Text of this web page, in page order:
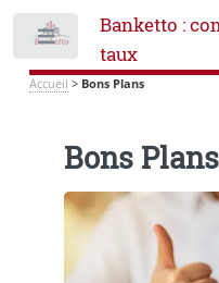
Banketto :
taux
Accueil > Bons Plans
Bons Plans